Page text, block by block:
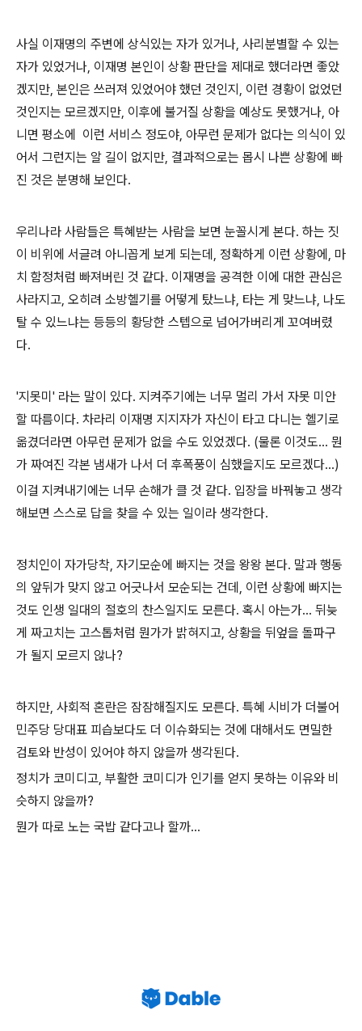
사실 이재명의 주변에 상식있는 자가 있거나, 사리분별할 수 있는
자가 있었거나, 이재명 본인이 상황 판단을 제대로 했더라면 좋았
겠지만, 본인은 쓰러져 있었어야 했던 것인지, 이런 경황이 없었던
것인지는 모르겠지만, 이후에 불거질 상황을 예상도 못했거나, 아
니면 평소에 이런 서비스 정도야, 아무런 문제가 없다는 의식이 있
어서 그런지는 알 길이 없지만, 결과적으로는 몹시 나쁜 상황에 빠
진 것은 분명해 보인다.
우리나라 사람들은 특혜받는 사람을 보면 눈꼴시게 본다. 하는 짓
이 비위에 서글려 아니꼽게 보게 되는데, 정확하게 이런 상황에, 마
치 함정처럼 빠져버린 것 같다. 이재명을 공격한 이에 대한 관심은
사라지고, 오히려 소방헬기를 어떻게 탔느냐, 타는 게 맞느냐, 나도
탈 수 있느냐는 등등의 황당한 스텝으로 넘어가버리게 꼬여버렸
다.
'지못미' 라는 말이 있다. 지켜주기에는 너무 멀리 가서 자못 미안
할 따름이다. 차라리 이재명 지지자가 자신이 타고 다니는 헬기로
옮겼더라면 아무런 문제가 없을 수도 있었겠다. (물론 이것도... 뭔
가 짜여진 각본 냄새가 나서 더 후폭풍이 심했을지도 모르겠다...)
이걸 지켜내기에는 너무 손해가 클 것 같다. 입장을 바꿔놓고 생각
해보면 스스로 답을 찾을 수 있는 일이라 생각한다.
정치인이 자가당착, 자기모순에 빠지는 것을 왕왕 본다. 말과 행동
의 앞뒤가 맞지 않고 어긋나서 모순되는 건데, 이런 상황에 빠지는
것도 인생 일대의 절호의 찬스일지도 모른다. 혹시 아는가... 뒤늦
게 짜고치는 고스톱처럼 뭔가가 밝혀지고, 상황을 뒤엎을 돌파구
가 될지 모르지 않나?
하지만, 사회적 혼란은 잠잠해질지도 모른다. 특혜 시비가 더불어
민주당 당대표 피습보다도 더 이슈화되는 것에 대해서도 면밀한
검토와 반성이 있어야 하지 않을까 생각된다.
정치가 코미디고, 부활한 코미디가 인기를 얻지 못하는 이유와 비
슷하지 않을까?
뭔가 따로 노는 국밥 같다고나 할까...